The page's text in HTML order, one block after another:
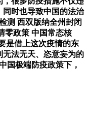
同时也导致中国的法治
测 西双版纳全州封闭
零政策 中国常态核
是借上这次疫情的东
无法无天、恣意妄为的
国极端防疫政策下，